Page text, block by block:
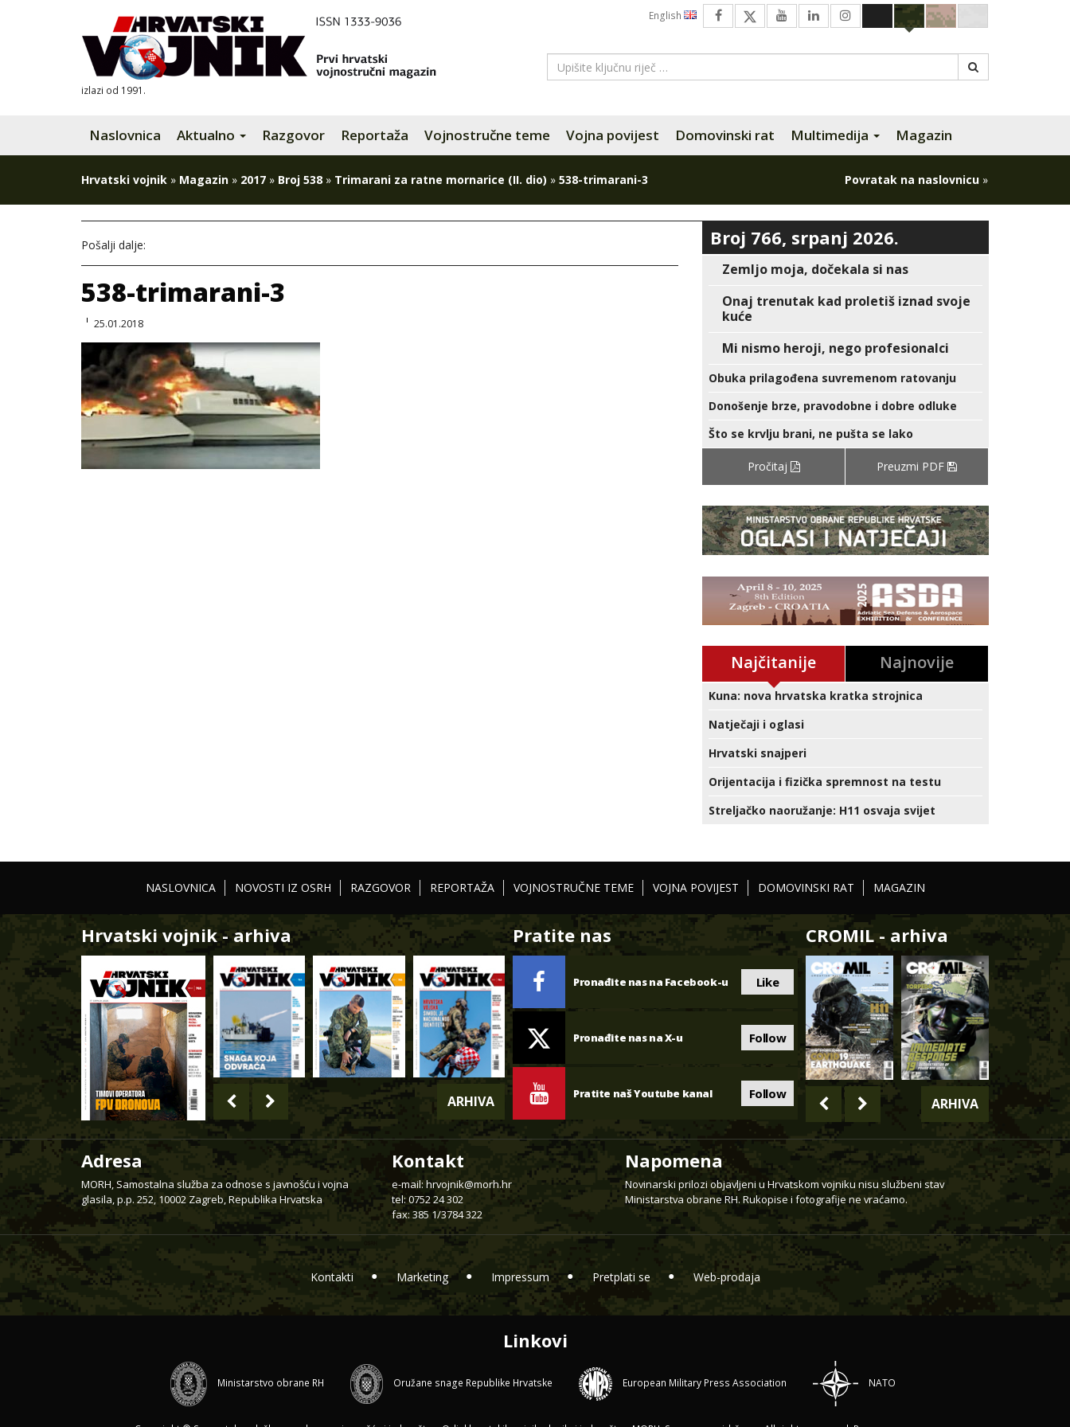
izlazi od 1991.
English
Naslovnica Aktualno Razgovor Reportaža Vojnostručne teme Vojna povijest Domovinski rat Multimedija Magazin
Hrvatski vojnik » Magazin » 2017 » Broj 538 » Trimarani za ratne mornarice (II. dio) » 538-trimarani-3 Povratak na naslovnicu »
Pošalji dalje:
538-trimarani-3
25.01.2018
Broj 766, srpanj 2026.
Zemljo moja, dočekala si nas
Onaj trenutak kad proletiš iznad svoje
kuće
Mi nismo heroji, nego profesionalci
Obuka prilagođena suvremenom ratovanju
Donošenje brze, pravodobne i dobre odluke
Što se krvlju brani, ne pušta se lako
Pročitaj Preuzmi PDF
Najčitanije Najnovije
Kuna: nova hrvatska kratka strojnica
Natječaji i oglasi
Hrvatski snajperi
Orijentacija i fizička spremnost na testu
Streljačko naoružanje: H11 osvaja svijet
NASLOVNICA NOVOSTI IZ OSRH RAZGOVOR REPORTAŽA VOJNOSTRUČNE TEME VOJNA POVIJEST DOMOVINSKI RAT MAGAZIN
Hrvatski vojnik - arhiva
ARHIVA
Pratite nas
Pronađite nas na Facebook-u Like
Pronađite nas na X-u Follow
Pratite naš Youtube kanal Follow
CROMIL - arhiva
ARHIVA
Adresa
MORH, Samostalna služba za odnose s javnošću i vojna
glasila, p.p. 252, 10002 Zagreb, Republika Hrvatska
Kontakt
e-mail: hrvojnik@morh.hr
tel: 0752 24 302
fax: 385 1/3784 322
Napomena
Novinarski prilozi objavljeni u Hrvatskom vojniku nisu službeni stav
Ministarstva obrane RH. Rukopise i fotografije ne vraćamo.
Kontakti Marketing Impressum Pretplati se Web-prodaja
Linkovi
Ministarstvo obrane RH Oružane snage Republike Hrvatske European Military Press Association NATO